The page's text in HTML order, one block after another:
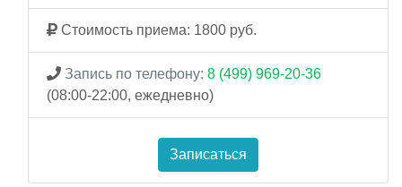
Стоимость приема: 1800 руб.
Запись по телефону: 8 (499) 969-20-36
(08:00-22:00, ежедневно)
Записаться